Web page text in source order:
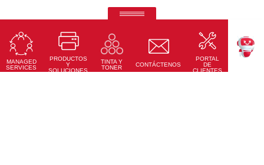
MANAGED
SERVICES
PRODUCTOS
Y
SOLUCIONES
TINTA Y
TONER
CONTÁCTENOS
PORTAL
DE
CLIENTES
Pantallas Interactivas Ricoh
Precisión táctil, conectividad total y diseño moderno
Conoce Más